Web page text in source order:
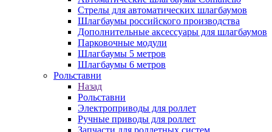
Стрелы для автоматических шлагбаумов
Шлагбаумы российского производства
Дополнительные аксессуары для шлагбаумов
Парковочные модули
Шлагбаумы 5 метров
Шлагбаумы 6 метров
Рольставни
Назад
Рольставни
Электроприводы для роллет
Ручные приводы для роллет
Запчасти для роллетных систем